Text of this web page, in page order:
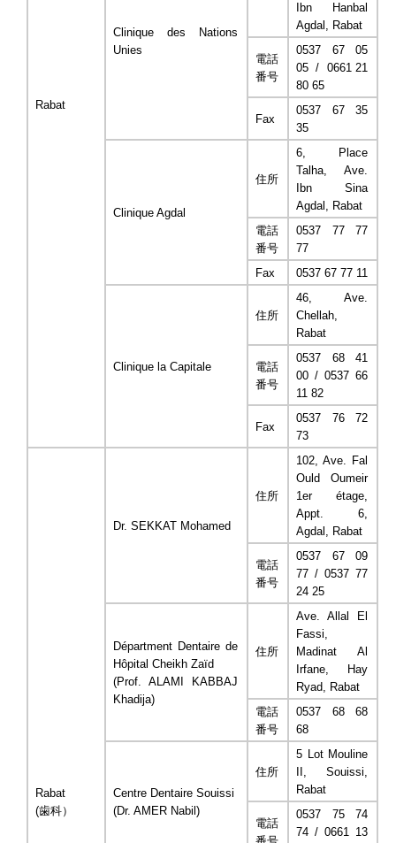
Rabat
Clinique des Nations
Unies
Ibn Hanbal
Agdal, Rabat
電話
番号
0537 67 05
05 / 0661 21
80 65
Fax
0537 67 35
35
Clinique Agdal
住所
6, Place
Talha, Ave.
Ibn Sina
Agdal, Rabat
電話
番号
0537 77 77
77
Fax
0537 67 77 11
Clinique la Capitale
住所
46, Ave.
Chellah,
Rabat
電話
番号
0537 68 41
00 / 0537 66
11 82
Fax
0537 76 72
73
Rabat
(歯科）
Dr. SEKKAT Mohamed
住所
102, Ave. Fal
Ould Oumeir
1er étage,
Appt. 6,
Agdal, Rabat
電話
番号
0537 67 09
77 / 0537 77
24 25
Départment Dentaire de
Hôpital Cheikh Zaïd
(Prof. ALAMI KABBAJ
Khadija)
住所
Ave. Allal El
Fassi,
Madinat Al
Irfane, Hay
Ryad, Rabat
電話
番号
0537 68 68
68
Centre Dentaire Souissi
(Dr. AMER Nabil)
住所
5 Lot Mouline
II, Souissi,
Rabat
電話
0537 75 74
74 / 0661 13